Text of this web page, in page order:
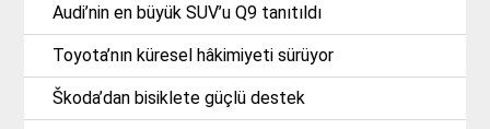
Audi’nin en büyük SUV’u Q9 tanıtıldı
Toyota’nın küresel hâkimiyeti sürüyor
Škoda’dan bisiklete güçlü destek